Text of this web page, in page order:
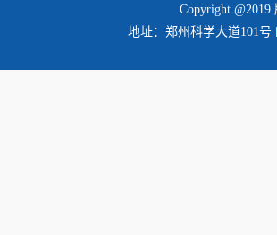
Copyright
地址：郑州科学大道101号